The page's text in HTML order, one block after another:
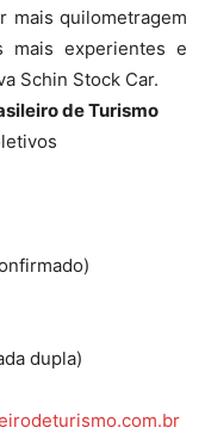
mais quilometragem
mais experientes e
Schin Stock Car.
de Turismo
dupla)